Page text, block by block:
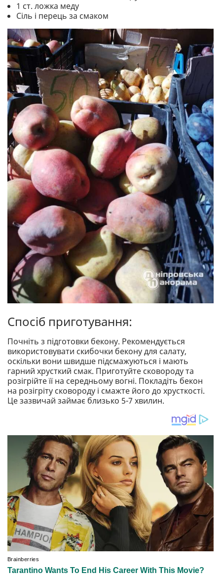
1 ст. ложка меду
Сіль і перець за смаком
Спосіб приготування:
Почніть з підготовки бекону. Рекомендується
використовувати скибочки бекону для салату,
оскільки вони швидше підсмажуються і мають
гарний хрусткий смак. Приготуйте сковороду та
розігрійте її на середньому вогні. Покладіть бекон
на розігріту сковороду і смажте його до хрусткості.
Це зазвичай займає близько 5-7 хвилин.